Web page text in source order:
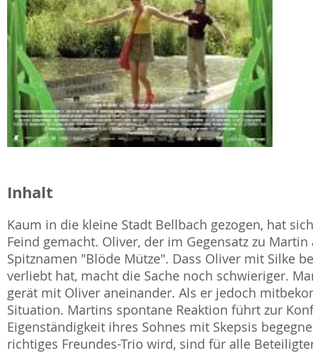
Inhalt
Kaum in die kleine Stadt Bellbach gezogen, hat
Feind gemacht. Oliver, der im Gegensatz zu
Spitznamen "Blöde Mütze". Dass Oliver mit Silke
verliebt hat, macht die Sache noch schwieriger.
gerät mit Oliver aneinander. Als er jedoch
Situation. Martins spontane Reaktion führt zur
Eigenständigkeit ihres Sohnes mit Skepsis
richtiges Freundes-Trio wird, sind für alle